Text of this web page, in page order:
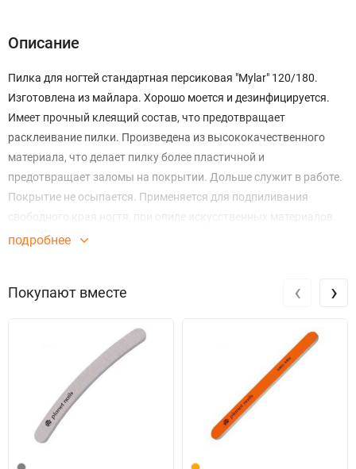
Описание
Пилка для ногтей стандартная персиковая "Mylar" 120/180.
Изготовлена из майлара. Хорошо моется и дезинфицируется.
Имеет прочный клеящий состав, что предотвращает
расклеивание пилки. Произведена из высококачественного
материала, что делает пилку более пластичной и
предотвращает заломы на покрытии. Дольше служит в работе.
Покрытие не осыпается. Применяется для подпиливания
свободного края ногтя, при опиле искусственных материалов.
Разнообразие абразивов, форм и цветовых решений позволяет
подробнее
Покупают вместе ‹ ›